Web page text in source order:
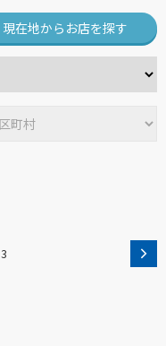
現在地からお店を探す
3